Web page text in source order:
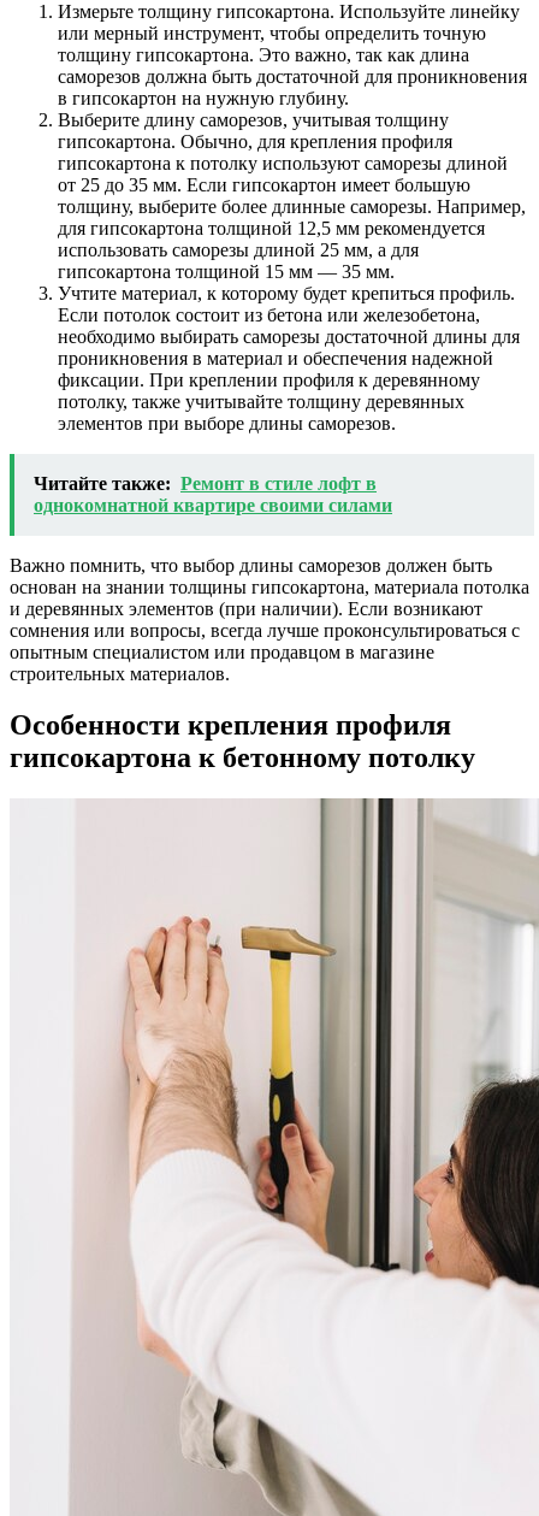
Измерьте толщину гипсокартона. Используйте линейку
или мерный инструмент, чтобы определить точную
толщину гипсокартона. Это важно, так как длина
саморезов должна быть достаточной для проникновения
в гипсокартон на нужную глубину.
Выберите длину саморезов, учитывая толщину
гипсокартона. Обычно, для крепления профиля
гипсокартона к потолку используют саморезы длиной
от 25 до 35 мм. Если гипсокартон имеет большую
толщину, выберите более длинные саморезы. Например,
для гипсокартона толщиной 12,5 мм рекомендуется
использовать саморезы длиной 25 мм, а для
гипсокартона толщиной 15 мм — 35 мм.
Учтите материал, к которому будет крепиться профиль.
Если потолок состоит из бетона или железобетона,
необходимо выбирать саморезы достаточной длины для
проникновения в материал и обеспечения надежной
фиксации. При креплении профиля к деревянному
потолку, также учитывайте толщину деревянных
элементов при выборе длины саморезов.
Читайте также: Ремонт в стиле лофт в
однокомнатной квартире своими силами
Важно помнить, что выбор длины саморезов должен быть
основан на знании толщины гипсокартона, материала потолка
и деревянных элементов (при наличии). Если возникают
сомнения или вопросы, всегда лучше проконсультироваться с
опытным специалистом или продавцом в магазине
строительных материалов.
Особенности крепления профиля
гипсокартона к бетонному потолку